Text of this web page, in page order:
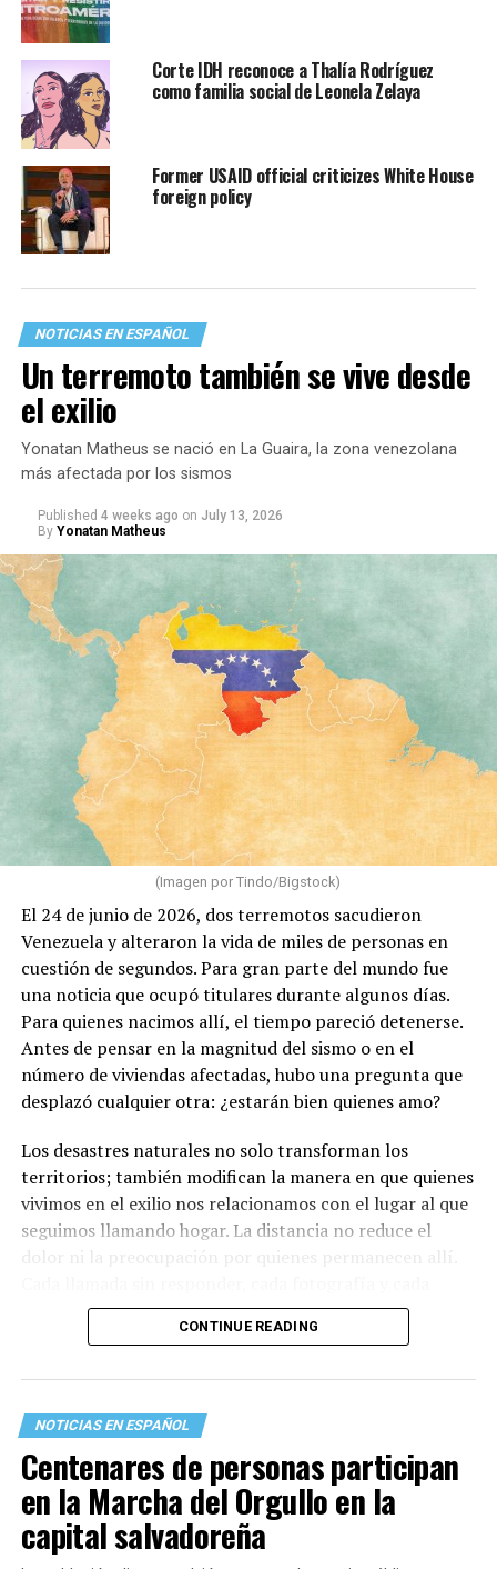
Corte IDH reconoce a Thalía Rodríguez
como familia social de Leonela Zelaya
Former USAID official criticizes White House
foreign policy
NOTICIAS EN ESPAÑOL
Un terremoto también se vive desde
el exilio
Yonatan Matheus se nació en La Guaira, la zona venezolana
más afectada por los sismos
Published 4 weeks ago on July 13, 2026
By Yonatan Matheus
(Imagen por Tindo/Bigstock)
El 24 de junio de 2026, dos terremotos sacudieron
Venezuela y alteraron la vida de miles de personas en
cuestión de segundos. Para gran parte del mundo fue
una noticia que ocupó titulares durante algunos días.
Para quienes nacimos allí, el tiempo pareció detenerse.
Antes de pensar en la magnitud del sismo o en el
número de viviendas afectadas, hubo una pregunta que
desplazó cualquier otra: ¿estarán bien quienes amo?
Los desastres naturales no solo transforman los
territorios; también modifican la manera en que quienes
vivimos en el exilio nos relacionamos con el lugar al que
seguimos llamando hogar. La distancia no reduce el
dolor ni la preocupación por quienes permanecen allí.
mensaje recuerdan que existen vínculos que sobreviven
a las fronteras, al tiempo y a la propia migración.
Lo primero que hice fue llamar a mi familia en La Guaira.
Durante esos minutos comprendí, una vez más, que
también existen terremotos que se sienten desde el
exilio. La incertidumbre crece con cada llamada que no
entra y con cada mensaje que permanece sin respuesta.
CONTINUE READING
NOTICIAS EN ESPAÑOL
Centenares de personas participan
en la Marcha del Orgullo en la
capital salvadoreña